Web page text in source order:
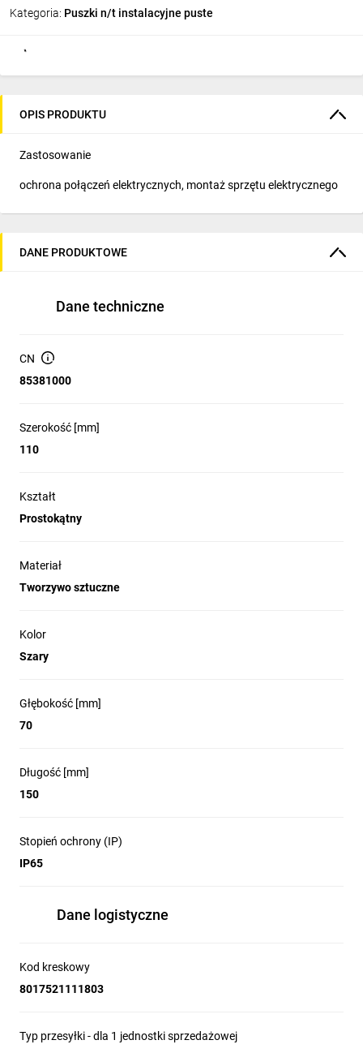
Kategoria: Puszki n/t instalacyjne puste
OPIS PRODUKTU
Zastosowanie
ochrona połączeń elektrycznych, montaż sprzętu elektrycznego
DANE PRODUKTOWE
Dane techniczne
CN
85381000
Szerokość [mm]
110
Kształt
Prostokątny
Materiał
Tworzywo sztuczne
Kolor
Szary
Głębokość [mm]
70
Długość [mm]
150
Stopień ochrony (IP)
IP65
Dane logistyczne
Kod kreskowy
8017521111803
Typ przesyłki - dla 1 jednostki sprzedażowej